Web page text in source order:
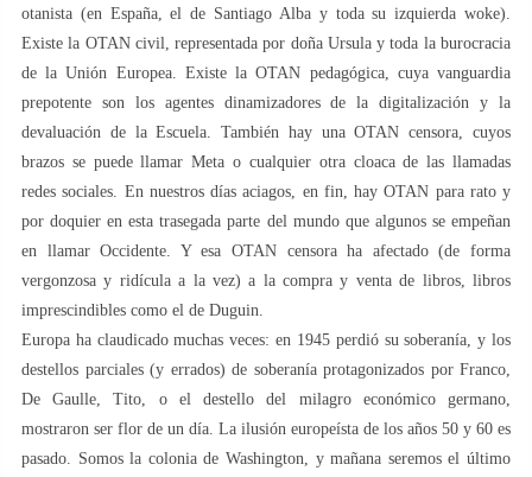
otanista (en España, el de Santiago Alba y toda su izquierda woke).
Existe la OTAN civil, representada por doña Ursula y toda la burocracia
de la Unión Europea. Existe la OTAN pedagógica, cuya vanguardia
prepotente son los agentes dinamizadores de la digitalización y la
devaluación de la Escuela. También hay una OTAN censora, cuyos
brazos se puede llamar Meta o cualquier otra cloaca de las llamadas
redes sociales. En nuestros días aciagos, en fin, hay OTAN para rato y
por doquier en esta trasegada parte del mundo que algunos se empeñan
en llamar Occidente. Y esa OTAN censora ha afectado (de forma
vergonzosa y ridícula a la vez) a la compra y venta de libros, libros
imprescindibles como el de Duguin.
Europa ha claudicado muchas veces: en 1945 perdió su soberanía, y los
destellos parciales (y errados) de soberanía protagonizados por Franco,
De Gaulle, Tito, o el destello del milagro económico germano,
mostraron ser flor de un día. La ilusión europeísta de los años 50 y 60 es
pasado. Somos la colonia de Washington, y mañana seremos el último